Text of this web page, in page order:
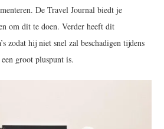
De Travel Journal biedt je
om dit te doen. Verder heeft dit
zodat hij niet snel zal beschadigen tijdens
groot pluspunt is.